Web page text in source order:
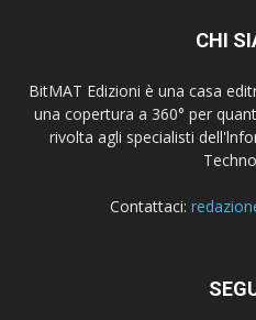
CHI
BitMAT Edizioni è una casa
una copertura a 360° per
rivolta agli specialisti
Contattaci: